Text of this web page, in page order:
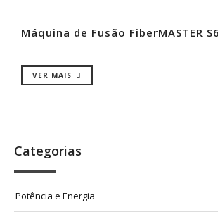
Máquina de Fusão FiberMASTER
VER MAIS
Categorias
Potência e Energia